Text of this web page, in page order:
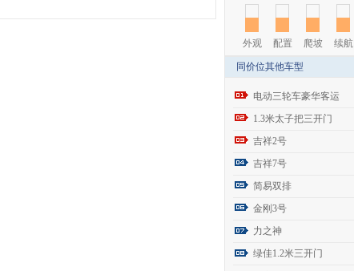
外观 配置 爬坡 续航
同价位其他车型
电动三轮车豪华客运
1.3米太子把三开门
吉祥2号
吉祥7号
简易双排
金刚3号
力之神
绿佳1.2米三开门